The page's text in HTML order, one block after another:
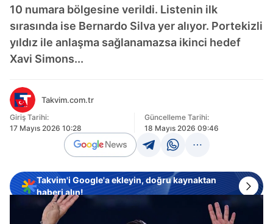
10 numara bölgesine verildi. Listenin ilk
sırasında ise Bernardo Silva yer alıyor. Portekizli
yıldız ile anlaşma sağlanamazsa ikinci hedef
Xavi Simons...
Takvim.com.tr
Giriş Tarihi:
17 Mayıs 2026 10:28
Güncelleme Tarihi:
18 Mayıs 2026 09:46
Takvim'i Google'a ekleyin, doğru kaynaktan
haberi alın!